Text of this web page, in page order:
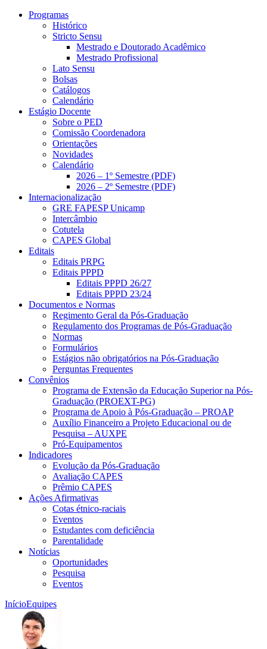
Programas
Histórico
Stricto Sensu
Mestrado e Doutorado Acadêmico
Mestrado Profissional
Lato Sensu
Bolsas
Catálogos
Calendário
Estágio Docente
Sobre o PED
Comissão Coordenadora
Orientações
Novidades
Calendário
2026 – 1º Semestre (PDF)
2026 – 2º Semestre (PDF)
Internacionalização
GRE FAPESP Unicamp
Intercâmbio
Cotutela
CAPES Global
Editais
Editais PRPG
Editais PPPD
Editais PPPD 26/27
Editais PPPD 23/24
Documentos e Normas
Regimento Geral da Pós-Graduação
Regulamento dos Programas de Pós-Graduação
Normas
Formulários
Estágios não obrigatórios na Pós-Graduação
Perguntas Frequentes
Convênios
Programa de Extensão da Educação Superior na Pós-
Graduação (PROEXT-PG)
Programa de Apoio à Pós-Graduação – PROAP
Auxílio Financeiro a Projeto Educacional ou de
Pesquisa – AUXPE
Pró-Equipamentos
Indicadores
Evolução da Pós-Graduação
Avaliação CAPES
Prêmio CAPES
Ações Afirmativas
Cotas étnico-raciais
Eventos
Estudantes com deficiência
Parentalidade
Notícias
Oportunidades
Pesquisa
Eventos
InícioEquipes